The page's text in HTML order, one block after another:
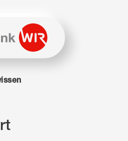
wird JavaScript benötigt.